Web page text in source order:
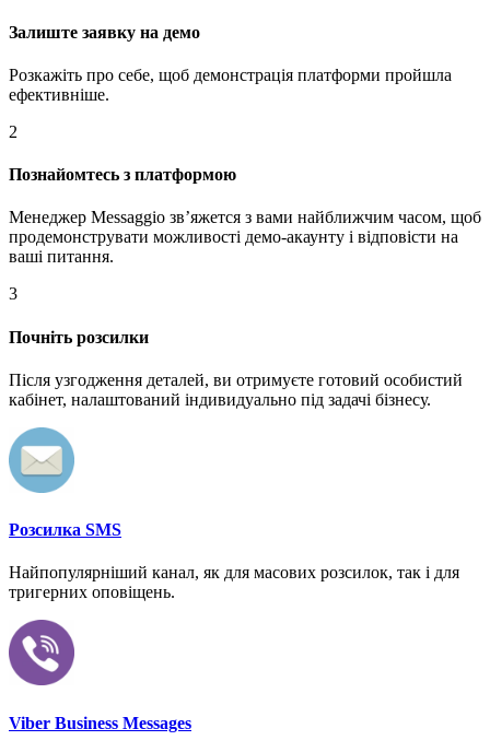
Залиште заявку на демо
Розкажіть про себе, щоб демонстрація платформи пройшла
ефективніше.
2
Познайомтесь з платформою
Менеджер Messaggio звʼяжется з вами найближчим часом, щоб
продемонструвати можливості демо-акаунту і відповісти на
ваші питання.
3
Почніть розсилки
Після узгодження деталей, ви отримуєте готовий особистий
кабінет, налаштований індивидуально під задачі бізнесу.
Розсилка SMS
Найпопулярніший канал, як для масових розсилок, так і для
тригерних оповіщень.
Viber Business Messages